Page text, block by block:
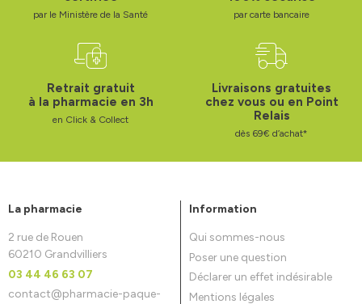
par le Ministère de la Santé par carte bancaire
Retrait gratuit
à la pharmacie en 3h
en Click & Collect
Livraisons gratuites
chez vous ou en Point
Relais
dès 69€ d’achat*
La pharmacie
2 rue de Rouen
60210 Grandvilliers
03 44 46 63 07
contact@pharmacie-paque-
Information
Qui sommes-nous
Poser une question
Déclarer un effet indésirable
Mentions légales